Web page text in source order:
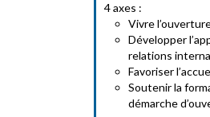
4 axes :
Vivre
Développer
relations
Favoriser
Soutenir la
démarche